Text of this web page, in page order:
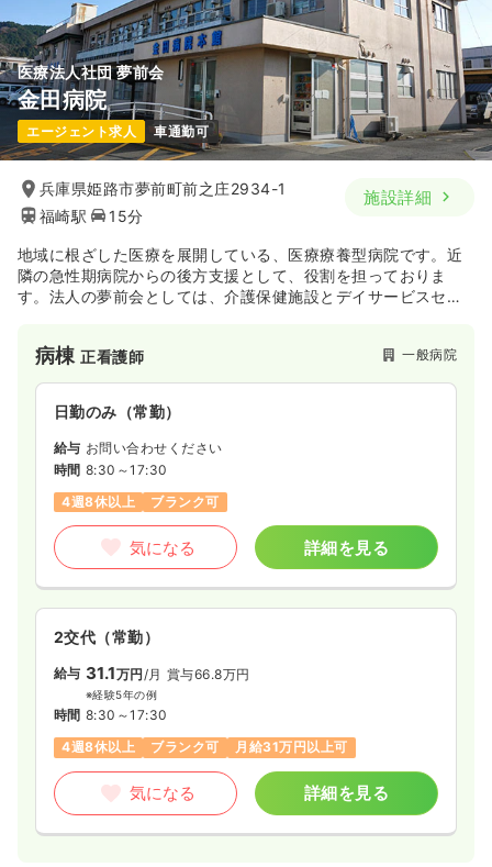
気になる 詳細を見る
日勤のみ（パート） 一時募集休止
給与 時給1,430円〜
時間 8:30～17:30（休憩60分）
日曜休み
時給1,400円以上可
気になる 詳細を見る
医療法人社団 夢前会
金田病院
エージェント求人 車通勤可
兵庫県姫路市夢前町前之庄2934-1
福崎駅
15分
施設詳細
地域に根ざした医療を展開している、医療療養型病院です。近
隣の急性期病院からの後方支援として、役割を担っておりま
す。法人の夢前会としては、介護保健施設とデイサービスセン
病棟正看護師 一般病院
日勤のみ（常勤）
給与 お問い合わせください
時間 8:30～17:30
4週8休以上
ブランク可
気になる 詳細を見る
2交代（常勤）
給与 31.1万円/月 賞与66.8万円
※経験5年の例
時間 8:30～17:30
4週8休以上
ブランク可 月給31万円以上可
気になる 詳細を見る